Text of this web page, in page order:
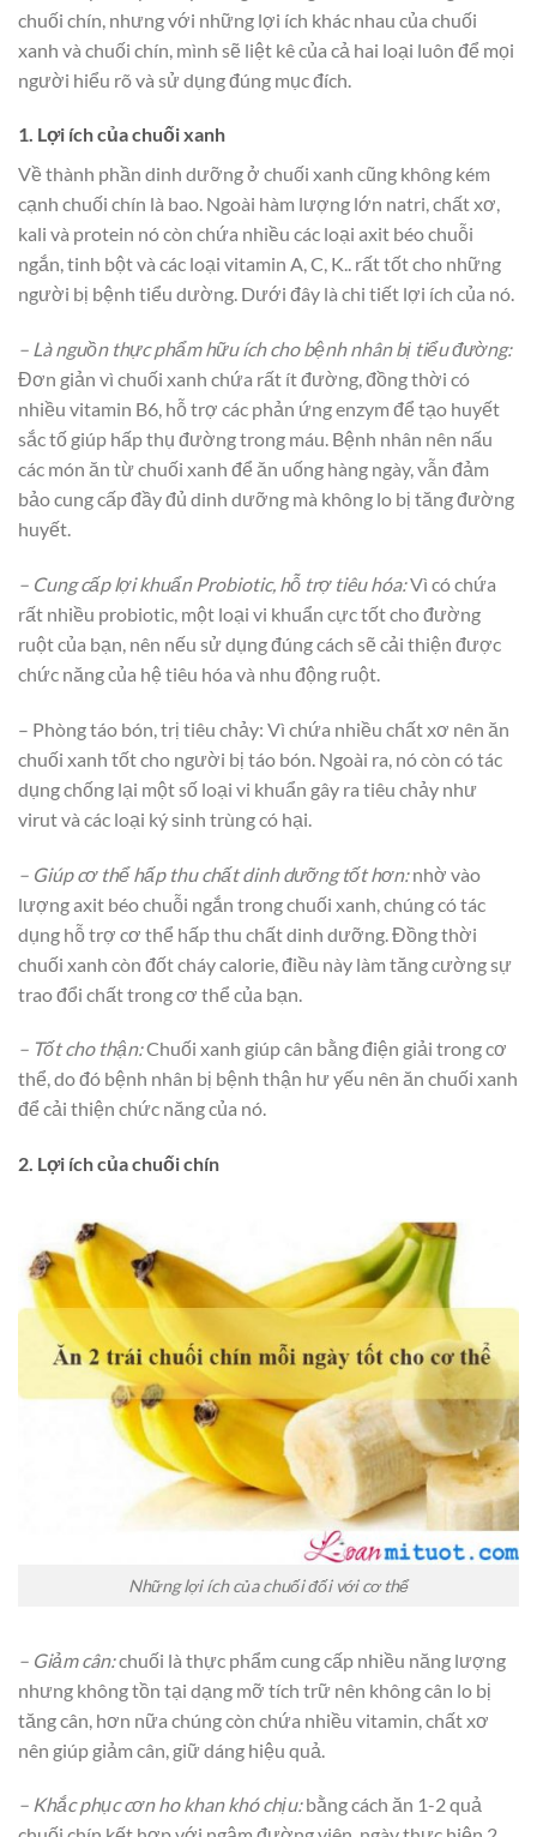
chuối chín, nhưng với những lợi ích khác nhau của chuối
xanh và chuối chín, mình sẽ liệt kê của cả hai loại luôn để mọi
người hiểu rõ và sử dụng đúng mục đích.
1. Lợi ích của chuối xanh
Về thành phần dinh dưỡng ở chuối xanh cũng không kém
cạnh chuối chín là bao. Ngoài hàm lượng lớn natri, chất xơ,
kali và protein nó còn chứa nhiều các loại axit béo chuỗi
ngắn, tinh bột và các loại vitamin A, C, K.. rất tốt cho những
người bị bệnh tiểu dường. Dưới đây là chi tiết lợi ích của nó.
– Là nguồn thực phẩm hữu ích cho bệnh nhân bị tiểu đường:
Đơn giản vì chuối xanh chứa rất ít đường, đồng thời có
nhiều vitamin B6, hỗ trợ các phản ứng enzym để tạo huyết
sắc tố giúp hấp thụ đường trong máu. Bệnh nhân nên nấu
các món ăn từ chuối xanh để ăn uống hàng ngày, vẫn đảm
bảo cung cấp đầy đủ dinh dưỡng mà không lo bị tăng đường
huyết.
– Cung cấp lợi khuẩn Probiotic, hỗ trợ tiêu hóa:Vì có chứa
rất nhiều probiotic, một loại vi khuẩn cực tốt cho đường
ruột của bạn, nên nếu sử dụng đúng cách sẽ cải thiện được
chức năng của hệ tiêu hóa và nhu động ruột.
– Phòng táo bón, trị tiêu chảy: Vì chứa nhiều chất xơ nên ăn
chuối xanh tốt cho người bị táo bón. Ngoài ra, nó còn có tác
dụng chống lại một số loại vi khuẩn gây ra tiêu chảy như
virut và các loại ký sinh trùng có hại.
– Giúp cơ thể hấp thu chất dinh dưỡng tốt hơn:nhờ vào
lượng axit béo chuỗi ngắn trong chuối xanh, chúng có tác
dụng hỗ trợ cơ thể hấp thu chất dinh dưỡng. Đồng thời
chuối xanh còn đốt cháy calorie, điều này làm tăng cường sự
trao đổi chất trong cơ thể của bạn.
– Tốt cho thận:Chuối xanh giúp cân bằng điện giải trong cơ
thể, do đó bệnh nhân bị bệnh thận hư yếu nên ăn chuối xanh
để cải thiện chức năng của nó.
2. Lợi ích của chuối chín
Những lợi ích của chuối đối với cơ thể
– Giảm cân:chuối là thực phẩm cung cấp nhiều năng lượng
nhưng không tồn tại dạng mỡ tích trữ nên không cân lo bị
tăng cân, hơn nữa chúng còn chứa nhiều vitamin, chất xơ
nên giúp giảm cân, giữ dáng hiệu quả.
– Khắc phục cơn ho khan khó chịu:bằng cách ăn 1-2 quả